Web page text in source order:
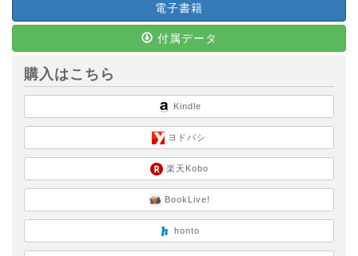
電子書籍
付属データ
購入はこちら
Kindle
ヨドバシ
楽天Kobo
BookLive!
honto